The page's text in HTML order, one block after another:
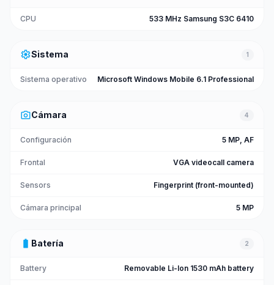
CPU 533 MHz Samsung S3C 6410
settingsSistema 1
Sistema operativo Microsoft Windows Mobile 6.1 Professional
photo_cameraCámara 4
Configuración 5 MP, AF
Frontal VGA videocall camera
Sensors Fingerprint (front-mounted)
Cámara principal 5 MP
battery_full Batería 2
Battery Removable Li-Ion 1530 mAh battery